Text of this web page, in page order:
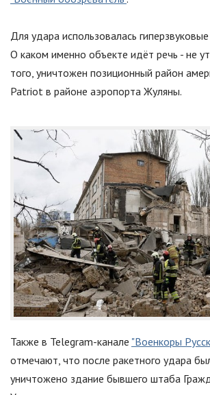
Для удара использовалась
О каком именно объекте идёт речь - не
того, уничтожен позиционный район
Patriot в районе аэропорта Жуляны.
Также в Telegram-канале "Военкоры
отмечают, что после ракетного удара
уничтожено здание бывшего штаба